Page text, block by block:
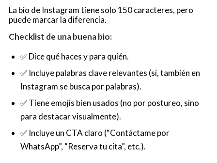
La bio de Instagram tiene solo 150 caracteres, pero
puede marcar la diferencia.
Checklist de una buena bio:
✅ Dice qué haces y para quién.
✅ Incluye palabras clave relevantes (sí, también en
Instagram se busca por palabras).
✅ Tiene emojis bien usados (no por postureo, sino
para destacar visualmente).
✅ Incluye un CTA claro (“Contáctame por
WhatsApp”, “Reserva tu cita”, etc.).